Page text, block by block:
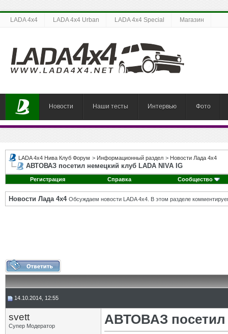
LADA 4x4 LADA 4x4 Urban LADA 4x4 Special Магазин
Новости Наши тесты Интервью Фото
LADA 4x4 Нива Клуб Форум > Информационный раздел > Новости Лада 4х4
АВТОВАЗ посетил немецкий клуб LADA NIVA IG
Регистрация Справка Сообщество
Новости Лада 4х4 Обсуждаем новости LADA 4x4. В этом разделе
14.10.2014, 12:55
svett
Супер Модератор
АВТОВАЗ посетил